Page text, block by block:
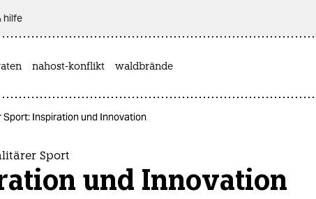
hilfe
nahost-konflikt waldbrände
Inspiration und Innovation
Sport
und Innovation